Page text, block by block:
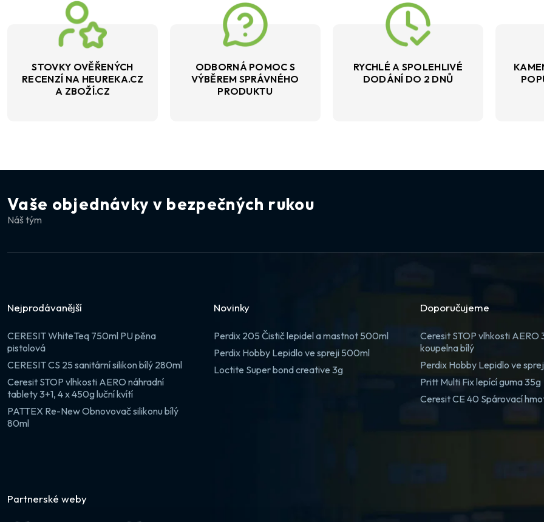
STOVKY OVĚŘENÝCH
RECENZÍ NA HEUREKA.CZ
A ZBOŽÍ.CZ
ODBORNÁ POMOC S
VÝBĚREM SPRÁVNÉHO
PRODUKTU
RYCHLÉ A SPOLEHLIVÉ
DODÁNÍ DO 2 DNŮ
Vaše objednávky v bezpečných rukou
Náš tým
Nejprodávanější
CERESIT WhiteTeq 750ml PU pěna
pistolová
CERESIT CS 25 sanitární silikon bílý 280ml
Ceresit STOP vlhkosti AERO náhradní
tablety 3+1, 4 x 450g luční kvítí
PATTEX Re-New Obnovovač silikonu bílý
80ml
Novinky
Perdix 205 Čistič lepidel a mastnot 500ml
Perdix Hobby Lepidlo ve spreji 500ml
Loctite Super bond creative 3g
Doporučujeme
Ceresit STOP vlhkosti AERO
koupelna bílý
Perdix Hobby Lepidlo ve
Pritt Multi Fix lepící guma 35g
Ceresit CE 40 Spárovací
Partnerské weby